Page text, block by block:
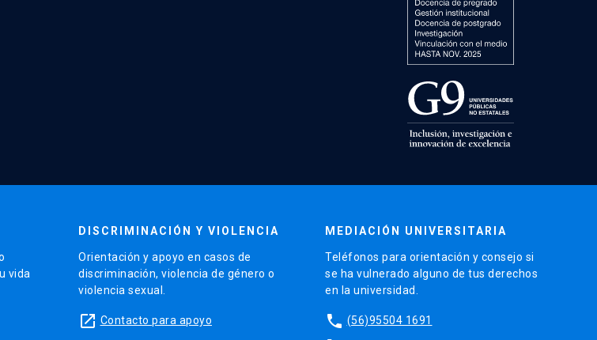
vida
DISCRIMINACIÓN Y VIOLENCIA
Orientación y apoyo en casos de
discriminación, violencia de género o
violencia sexual.
launch Contacto para apoyo
MEDIACIÓN UNIVERSITARIA
Teléfonos para orientación y consejo si
se ha vulnerado alguno de tus derechos
en la universidad.
phone (56)95504 1691